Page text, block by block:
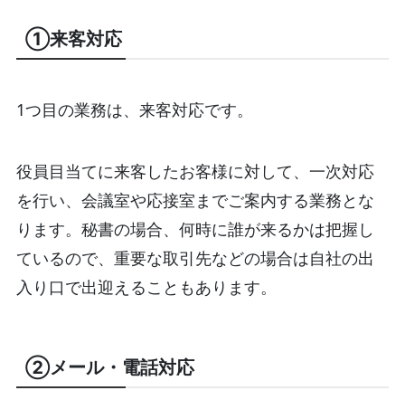
①来客対応
1つ目の業務は、来客対応です。
役員目当てに来客したお客様に対して、一次対応
を行い、会議室や応接室までご案内する業務とな
ります。秘書の場合、何時に誰が来るかは把握し
ているので、重要な取引先などの場合は自社の出
入り口で出迎えることもあります。
②メール・電話対応